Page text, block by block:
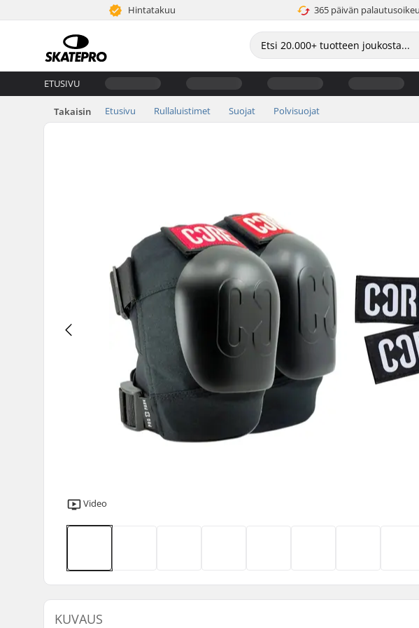
Hintatakuu 365 päivän
ETUSIVU
Takaisin Etusivu Rullaluistimet Suojat Polvisuojat
Video
KUVAUS